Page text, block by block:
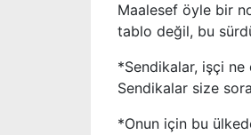
Maalesef öyle bir
tablo değil, bu
*Sendikalar, işçi
Sendikalar size
*Onun için bu